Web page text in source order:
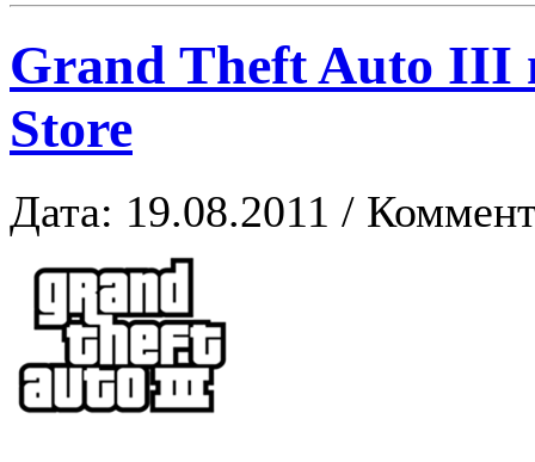
Grand Theft Auto III
Store
Дата: 19.08.2011 /